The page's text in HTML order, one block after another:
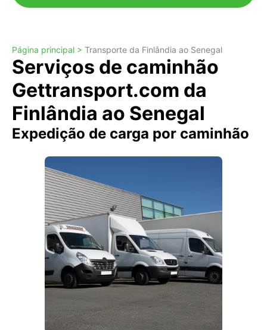
Página principal > Transporte da Finlândia ao Senegal
Serviços de caminhão
Gettransport.com da
Finlândia ao Senegal
Expedição de carga por caminhão